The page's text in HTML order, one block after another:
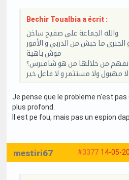
Bechir Toualbia a écrit :
والله الجماعة على صفيح ساخن
الجبري ما حبش.من الدربي و الأمور
موش باهية
من خلالها من هو شامبرس؟
مهبول ولا مستثمر و لا فاعل خير
Je pense que le probleme n'est pas
plus profond.
Il est pe fou, mais pas un espion
#3377 14-05-
mestiri67